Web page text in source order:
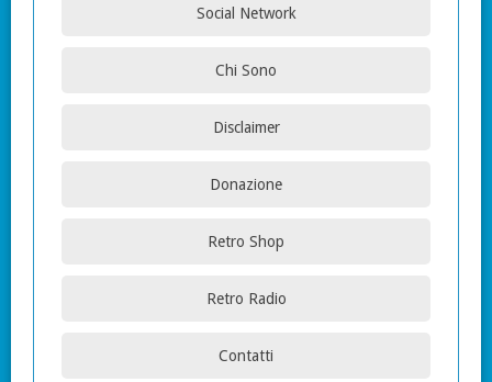
Social Network
Chi Sono
Disclaimer
Donazione
Retro Shop
Retro Radio
Contatti